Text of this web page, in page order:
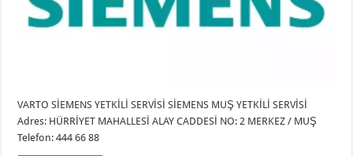
VARTO SİEMENS YETKİLİ SERVİSİ SİEMENS MUŞ YETKİLİ SERVİSİ
Adres: HÜRRİYET MAHALLESİ ALAY CADDESİ NO: 2 MERKEZ / MUŞ
Telefon: 444 66 88